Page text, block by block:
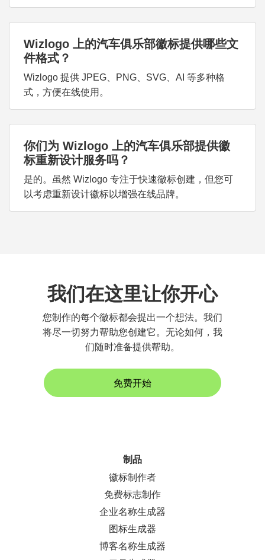
Wizlogo 上的汽车俱乐部徽标提供哪些文
件格式？
Wizlogo 提供 JPEG、PNG、SVG、AI 等多种格
式，方便在线使用。
你们为 Wizlogo 上的汽车俱乐部提供徽
标重新设计服务吗？
是的。虽然 Wizlogo 专注于快速徽标创建，但您可
以考虑重新设计徽标以增强在线品牌。
我们在这里让你开心
您制作的每个徽标都会提出一个想法。我们
将尽一切努力帮助您创建它。无论如何，我
们随时准备提供帮助。
免费开始
制品
徽标制作者
免费标志制作
企业名称生成器
图标生成器
博客名称生成器